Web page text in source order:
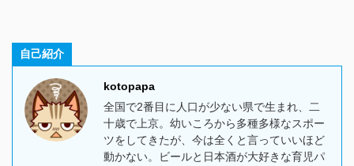
自己紹介
kotopapa
全国で2番目に人口が少ない県で生まれ、二
十歳で上京。幼いころから多種多様なスポー
ツをしてきたが、今は全くと言っていいほど
動かない。ビールと日本酒が大好きな育児パ